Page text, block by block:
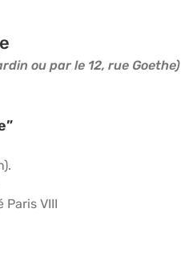
ou par le 12, rue Goethe)
Paris VIII